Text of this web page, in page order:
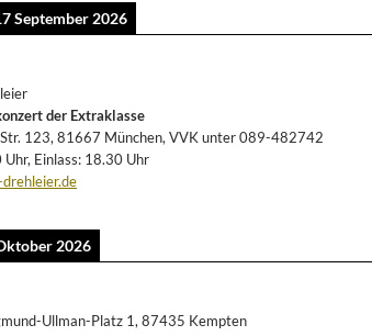
September 2026
der Extraklasse
Str. 123, 81667 München, VVK unter 089-482742
Uhr, Einlass: 18.30 Uhr
2026
Ullman-Platz 1, 87435 Kempten